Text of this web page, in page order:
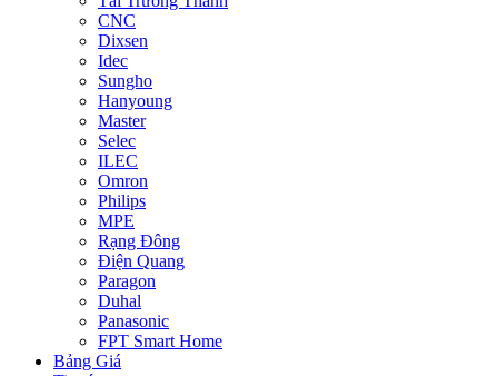
CNC
Dixsen
Idec
Sungho
Hanyoung
Master
Selec
ILEC
Omron
Philips
MPE
Rạng Đông
Điện Quang
Paragon
Duhal
Panasonic
FPT Smart Home
Bảng Giá